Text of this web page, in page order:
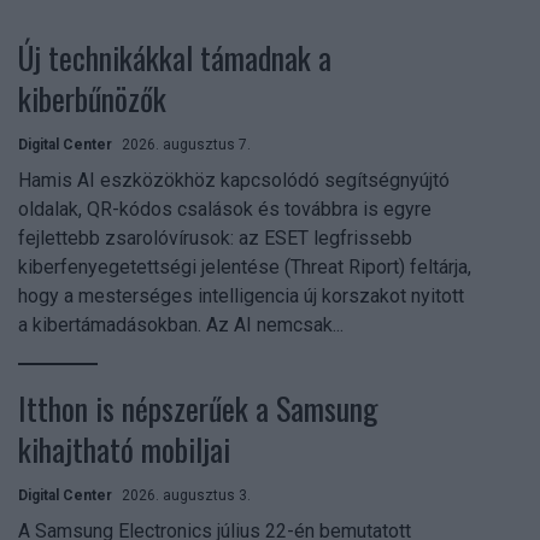
Új technikákkal támadnak a
kiberbűnözők
Digital Center 2026. augusztus 7.
Hamis AI eszközökhöz kapcsolódó segítségnyújtó
oldalak, QR-kódos csalások és továbbra is egyre
fejlettebb zsarolóvírusok: az ESET legfrissebb
kiberfenyegetettségi jelentése (Threat Riport) feltárja,
hogy a mesterséges intelligencia új korszakot nyitott
a kibertámadásokban. Az AI nemcsak...
Itthon is népszerűek a Samsung
kihajtható mobiljai
Digital Center 2026. augusztus 3.
A Samsung Electronics július 22-én bemutatott